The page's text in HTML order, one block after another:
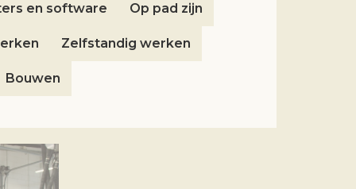
en software Op pad zijn
Zelfstandig werken
Bouwen